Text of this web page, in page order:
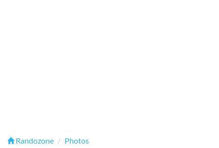
Randozone
Photos